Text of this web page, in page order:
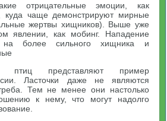
отрицательные эмоции, как
куда чаще демонстрируют мирные
жертвы хищников). Выше уже
явлении, как мобинг. Нападение
на более сильного хищника и
птиц представляют пример
Ласточки даже не являются
Тем не менее они настолько
к нему, что могут надолго